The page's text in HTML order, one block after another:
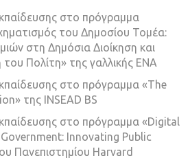
στο πρόγραμμα
του Δημοσίου Τομέα:
στη Δημόσια Διοίκηση και
Πολίτη» της γαλλικής ΕΝΑ
στο πρόγραμμα «The
της INSEAD BS
στο πρόγραμμα «Digital
Innovating Public
Πανεπιστημίου Harvard